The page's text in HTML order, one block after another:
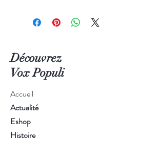
Découvrez
Vox Populi
Accueil
Actualité
Eshop
Histoire